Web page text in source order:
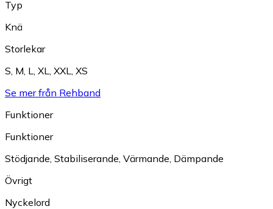
Typ
Knä
Storlekar
S M L XL XXL
XS
Se mer från Rehband
Funktioner
Funktioner
Stödjande Stabiliserande Värmande Dämpande
Övrigt
Nyckelord